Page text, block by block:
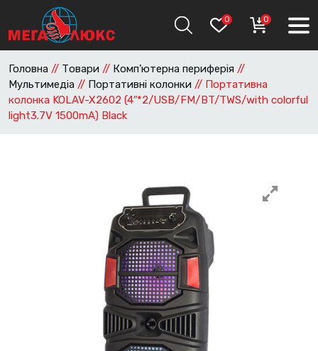
0 0
Головна // Товари // Комп’ютерна периферія //
Мультимедіа // Портативні колонки // Портативна
колонка KOLAV-X2602 (4″*2/USB/FM/BT/TWS/with colorful
light3.7V 1500mA) Black